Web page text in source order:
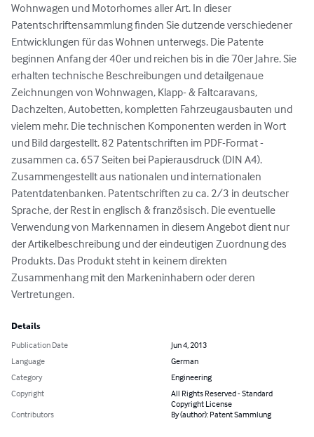
Wohnwagen und Motorhomes aller Art. In dieser
Patentschriftensammlung finden Sie dutzende verschiedener
Entwicklungen für das Wohnen unterwegs. Die Patente
beginnen Anfang der 40er und reichen bis in die 70er Jahre. Sie
erhalten technische Beschreibungen und detailgenaue
Zeichnungen von Wohnwagen, Klapp- & Faltcaravans,
Dachzelten, Autobetten, kompletten Fahrzeugausbauten und
vielem mehr. Die technischen Komponenten werden in Wort
und Bild dargestellt. 82 Patentschriften im PDF-Format -
zusammen ca. 657 Seiten bei Papierausdruck (DIN A4).
Zusammengestellt aus nationalen und internationalen
Patentdatenbanken. Patentschriften zu ca. 2/3 in deutscher
Sprache, der Rest in englisch & französisch. Die eventuelle
Verwendung von Markennamen in diesem Angebot dient nur
der Artikelbeschreibung und der eindeutigen Zuordnung des
Produkts. Das Produkt steht in keinem direkten
Zusammenhang mit den Markeninhabern oder deren
Vertretungen.
Details
Publication Date
Jun 4, 2013
Language
German
Category
Engineering
Copyright
All Rights Reserved - Standard
Copyright License
Contributors
By (author): Patent Sammlung